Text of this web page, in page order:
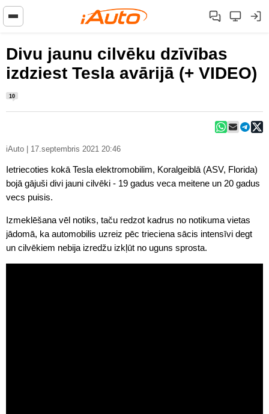
Divu jaunu cilvēku dzīvības
izdziest Tesla avārijā (+ VIDEO)
10
iAuto | 17.septembris 2021 20:46
Ietriecoties kokā Tesla elektromobilim, Koralgeiblā (ASV, Florida)
bojā gājuši divi jauni cilvēki - 19 gadus veca meitene un 20 gadus
vecs puisis.
Izmeklēšana vēl notiks, taču redzot kadrus no notikuma vietas
jādomā, ka automobilis uzreiz pēc trieciena sācis intensīvi degt
un cilvēkiem nebija izredžu izkļūt no uguns sprosta.